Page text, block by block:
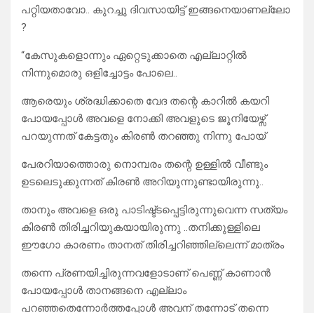
പറ്റിയതാവോ.. കുറച്ചു ദിവസായിട്ട് ഇങ്ങനെയാണല്ലോ
?
“കേസുകളൊന്നും ഏറ്റെടുക്കാതെ എല്ലാറ്റിൽ
നിന്നുമൊരു ഒളിച്ചോട്ടം പോലെ..
ആരെയും ശ്രദ്ധിക്കാതെ വേദ തന്റെ കാറിൽ കയറി
പോയപ്പോൾ അവളെ നോക്കി അവളുടെ ജൂനിയേഴ്സ്
പറയുന്നത് കേട്ടതും കിരൺ തറഞ്ഞു നിന്നു പോയ്
പേരറിയാത്തൊരു നൊമ്പരം തന്റെ ഉള്ളിൽ വീണ്ടും
ഉടലെടുക്കുന്നത് കിരൺ അറിയുന്നുണ്ടായിരുന്നു..
താനും അവളെ ഒരു പാടിഷ്ട്ടപ്പെട്ടിരുന്നുവെന്ന സത്യം
കിരൺ തിരിച്ചറിയുകയായിരുന്നു ..തനിക്കുള്ളിലെ
ഈഗോ കാരണം താനത് തിരിച്ചറിഞ്ഞില്ലെന്ന് മാത്രം
തന്നെ പ്രണയിച്ചിരുന്നവളോടാണ് പെണ്ണ് കാണാൻ
പോയപ്പോൾ താനങ്ങനെ എല്ലാം
പറഞ്ഞതെന്നോർത്തപ്പോൾ അവന് തന്നോട് തന്നെ